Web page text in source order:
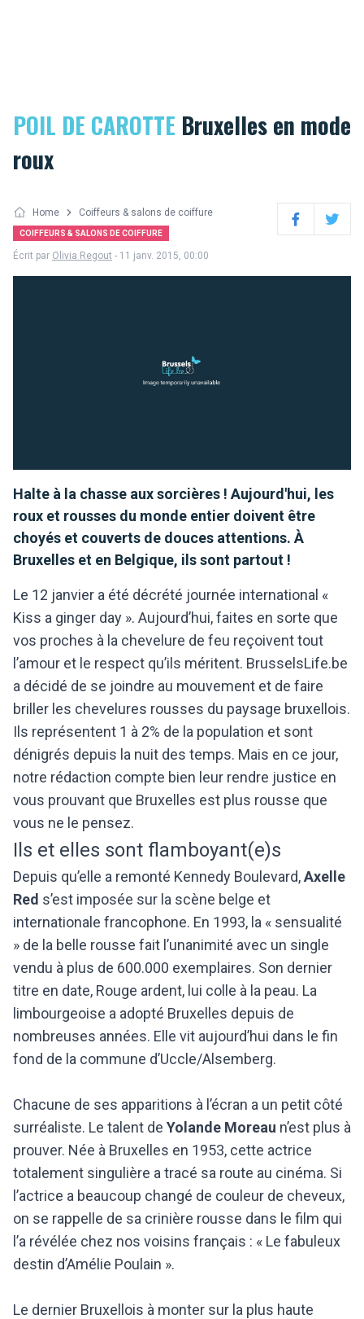
POIL DE CAROTTE Bruxelles en mode
roux
Home Coiffeurs & salons de coiffure
COIFFEURS & SALONS DE COIFFURE FacebookTwitter
Écrit par Olivia Regout - 11 janv. 2015, 00:00
Halte à la chasse aux sorcières ! Aujourd'hui, les
roux et rousses du monde entier doivent être
choyés et couverts de douces attentions. À
Bruxelles et en Belgique, ils sont partout !
Le 12 janvier a été décrété journée international «
Kiss a ginger day ». Aujourd’hui, faites en sorte que
vos proches à la chevelure de feu reçoivent tout
l’amour et le respect qu’ils méritent. BrusselsLife.be
a décidé de se joindre au mouvement et de faire
briller les chevelures rousses du paysage bruxellois.
Ils représentent 1 à 2% de la population et sont
dénigrés depuis la nuit des temps. Mais en ce jour,
notre rédaction compte bien leur rendre justice en
vous prouvant que Bruxelles est plus rousse que
vous ne le pensez.
Ils et elles sont flamboyant(e)s
Depuis qu’elle a remonté Kennedy Boulevard,Axelle
Red s’est imposée sur la scène belge et
internationale francophone. En 1993, la « sensualité
» de la belle rousse fait l’unanimité avec un single
vendu à plus de 600.000 exemplaires. Son dernier
titre en date, Rouge ardent, lui colle à la peau. La
limbourgeoise a adopté Bruxelles depuis de
nombreuses années. Elle vit aujourd’hui dans le fin
fond de la commune d’Uccle/Alsemberg.
Chacune de ses apparitions à l’écran a un petit côté
surréaliste. Le talent de Yolande Moreau n’est plus à
prouver. Née à Bruxelles en 1953, cette actrice
totalement singulière a tracé sa route au cinéma. Si
l’actrice a beaucoup changé de couleur de cheveux,
on se rappelle de sa crinière rousse dans le film qui
l’a révélée chez nos voisins français : « Le fabuleux
destin d’Amélie Poulain ».
Le dernier Bruxellois à monter sur la plus haute